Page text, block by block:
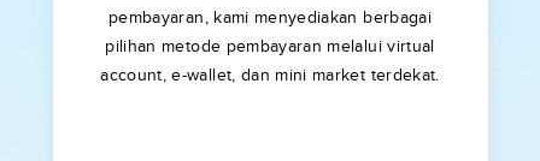
pembayaran, kami menyediakan berbagai
pilihan metode pembayaran melalui virtual
account, e-wallet, dan mini market terdekat.